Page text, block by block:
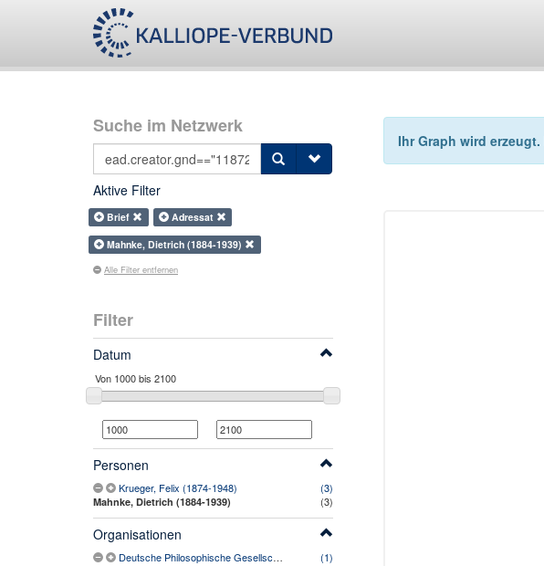
Suche im Netzwerk
Aktive Filter
Brief
Adressat
Mahnke, Dietrich (1884-1939)
Alle Filter entfernen
Filter
Datum
Personen
Krueger, Felix (1874-1948) (3)
Mahnke, Dietrich (1884-1939) (3)
Organisationen
Deutsche Philosophische Gesellschaft (1)
Ihr Graph wird erzeugt.